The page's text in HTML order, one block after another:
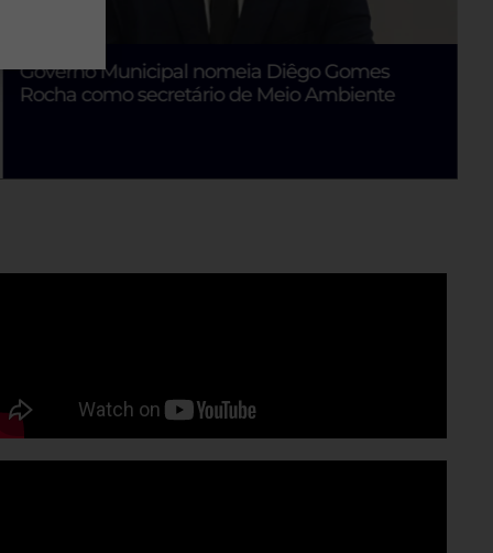
PSB oficializa candidatura de Alckmin à Vice-
Presidência da República